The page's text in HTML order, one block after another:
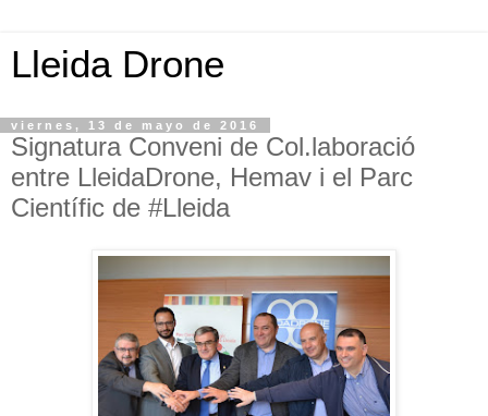
Lleida Drone
viernes, 13 de mayo de 2016
Signatura Conveni de Col.laboració
entre LleidaDrone, Hemav i el Parc
Científic de #Lleida